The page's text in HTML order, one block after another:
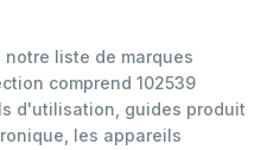
liste de marques
comprend 102539
d'utilisation, guides produit
les appareils